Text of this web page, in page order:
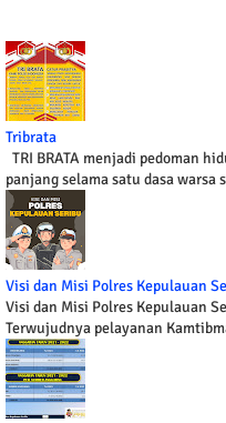
Tribrata
TRI BRATA menjadi pedoman
panjang selama satu dasa
Visi dan Misi Polres Kepulauan
Visi dan Misi Polres
Terwujudnya pelayanan